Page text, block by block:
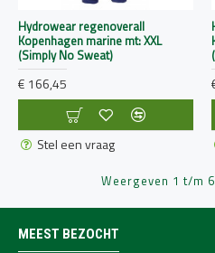
Hydrowear regenoverall
Kopenhagen marine mt: XXL
(Simply No Sweat)
€ 166,45
Stel een vraag
Weergeven 1 t/m
MEEST BEZOCHT